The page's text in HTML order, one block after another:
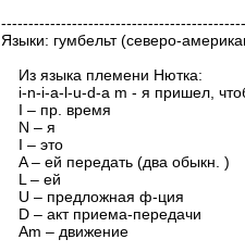
Языки: гумбельт (северо-
Из языка племени Нютка:
i-n-i-a-l-u-d-a m - я пришел,
I – пр. время
N – я
I – это
A – ей передать (два обыкн. )
L – ей
U – предложная ф-ция
D – акт приема-передачи
Am – движение